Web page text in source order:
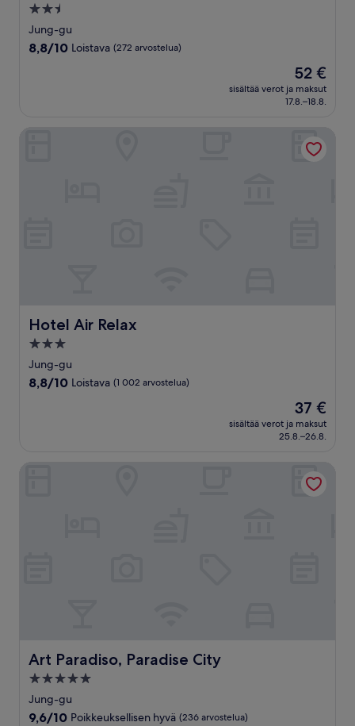
2.5
tähden
majoituspaikka
Jung-gu
8.8
8,8/10 Loistava (272 arvostelua)
Hinta
on
52 €
52 €
sisältää verot ja maksut
17.8.–18.8.
Hotel Air Relax
Hotel Air Relax
3.0
tähden
majoituspaikka
Jung-gu
8.8
8,8/10 Loistava (1 002 arvostelua)
Hinta
on
37 €
37 €
sisältää verot ja maksut
25.8.–26.8.
Art Paradiso, Paradise City
Art Paradiso, Paradise City
5.0
tähden
majoituspaikka
Jung-gu
9.6
9,6/10 Poikkeuksellisen hyvä (236 arvostelua)